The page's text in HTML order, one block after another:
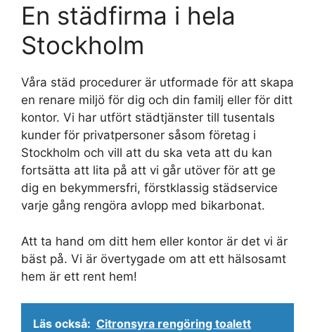
En städfirma i hela
Stockholm
Våra städ procedurer är utformade för att skapa
en renare miljö för dig och din familj eller för ditt
kontor. Vi har utfört städtjänster till tusentals
kunder för privatpersoner såsom företag i
Stockholm och vill att du ska veta att du kan
fortsätta att lita på att vi går utöver för att ge
dig en bekymmersfri, förstklassig städservice
varje gång rengöra avlopp med bikarbonat.
Att ta hand om ditt hem eller kontor är det vi är
bäst på. Vi är övertygade om att ett hälsosamt
hem är ett rent hem!
Läs också: Citronsyra rengöring toalett